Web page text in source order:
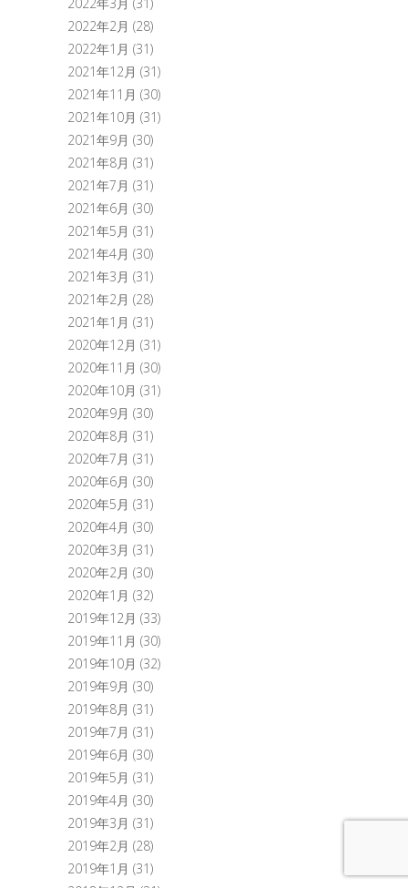
2022年2月 (28)
2022年1月 (31)
2021年12月 (31)
2021年11月 (30)
2021年10月 (31)
2021年9月 (30)
2021年8月 (31)
2021年7月 (31)
2021年6月 (30)
2021年5月 (31)
2021年4月 (30)
2021年3月 (31)
2021年2月 (28)
2021年1月 (31)
2020年12月 (31)
2020年11月 (30)
2020年10月 (31)
2020年9月 (30)
2020年8月 (31)
2020年7月 (31)
2020年6月 (30)
2020年5月 (31)
2020年4月 (30)
2020年3月 (31)
2020年2月 (30)
2020年1月 (32)
2019年12月 (33)
2019年11月 (30)
2019年10月 (32)
2019年9月 (30)
2019年8月 (31)
2019年7月 (31)
2019年6月 (30)
2019年5月 (31)
2019年4月 (30)
2019年3月 (31)
2019年2月 (28)
2019年1月 (31)